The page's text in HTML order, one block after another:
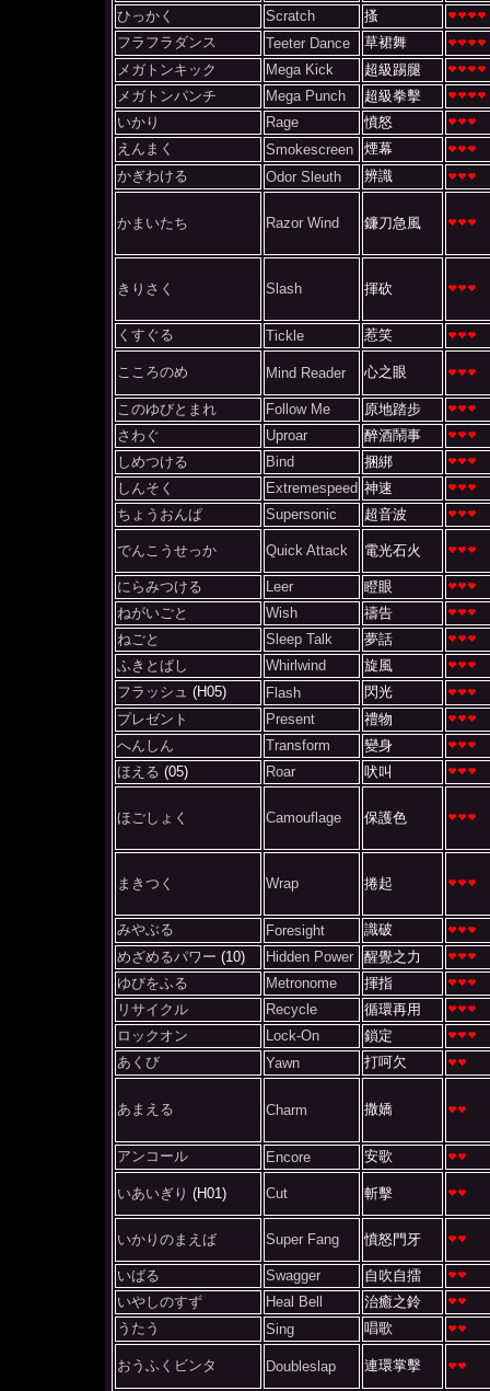
ひっかく
Scratch
搔
フラフラダンス
Teeter Dance
草裙舞
メガトンキック
Mega Kick
超級踢腿
メガトンパンチ
Mega Punch
超級拳擊
いかり
Rage
憤怒
えんまく
Smokescreen
煙幕
かぎわける
Odor Sleuth 辨識
かまいたち Razor Wind 鐮刀急風
きりさく Slash 揮砍
くすぐる Tickle 惹笑
こころのめ Mind Reader 心之眼
このゆびとまれ Follow Me
原地踏步
さわぐ
Uproar
醉酒鬧事
しめつける
Bind
捆綁
しんそく
Extremespeed 神速
ちょうおんぱ
Supersonic 超音波
でんこうせっか Quick Attack 電光石火
にらみつける Leer
瞪眼
ねがいごと
Wish
禱告
ねごと
Sleep Talk
夢話
ふきとばし
Whirlwind
旋風
フラッシュ (H05) Flash
閃光
プレゼント
Present
禮物
へんしん
Transform
變身
ほえる (05) Roar 吠叫
ほごしょく Camouflage 保護色
まきつく Wrap 捲起
みやぶる Foresight
識破
めざめるパワー (10) Hidden Power
醒覺之力
ゆびをふる
Metronome
揮指
リサイクル
Recycle
循環再用
ロックオン
Lock-On
鎖定
あくび
Yawn 打呵欠
あまえる Charm 撒嬌
アンコール Encore 安歌
いあいぎり (H01) Cut 斬擊
いかりのまえば Super Fang 憤怒門牙
いばる Swagger
自吹自擂
いやしのすず
Heal Bell
治癒之鈴
うたう
Sing 唱歌
おうふくビンタ Doubleslap 連環掌擊